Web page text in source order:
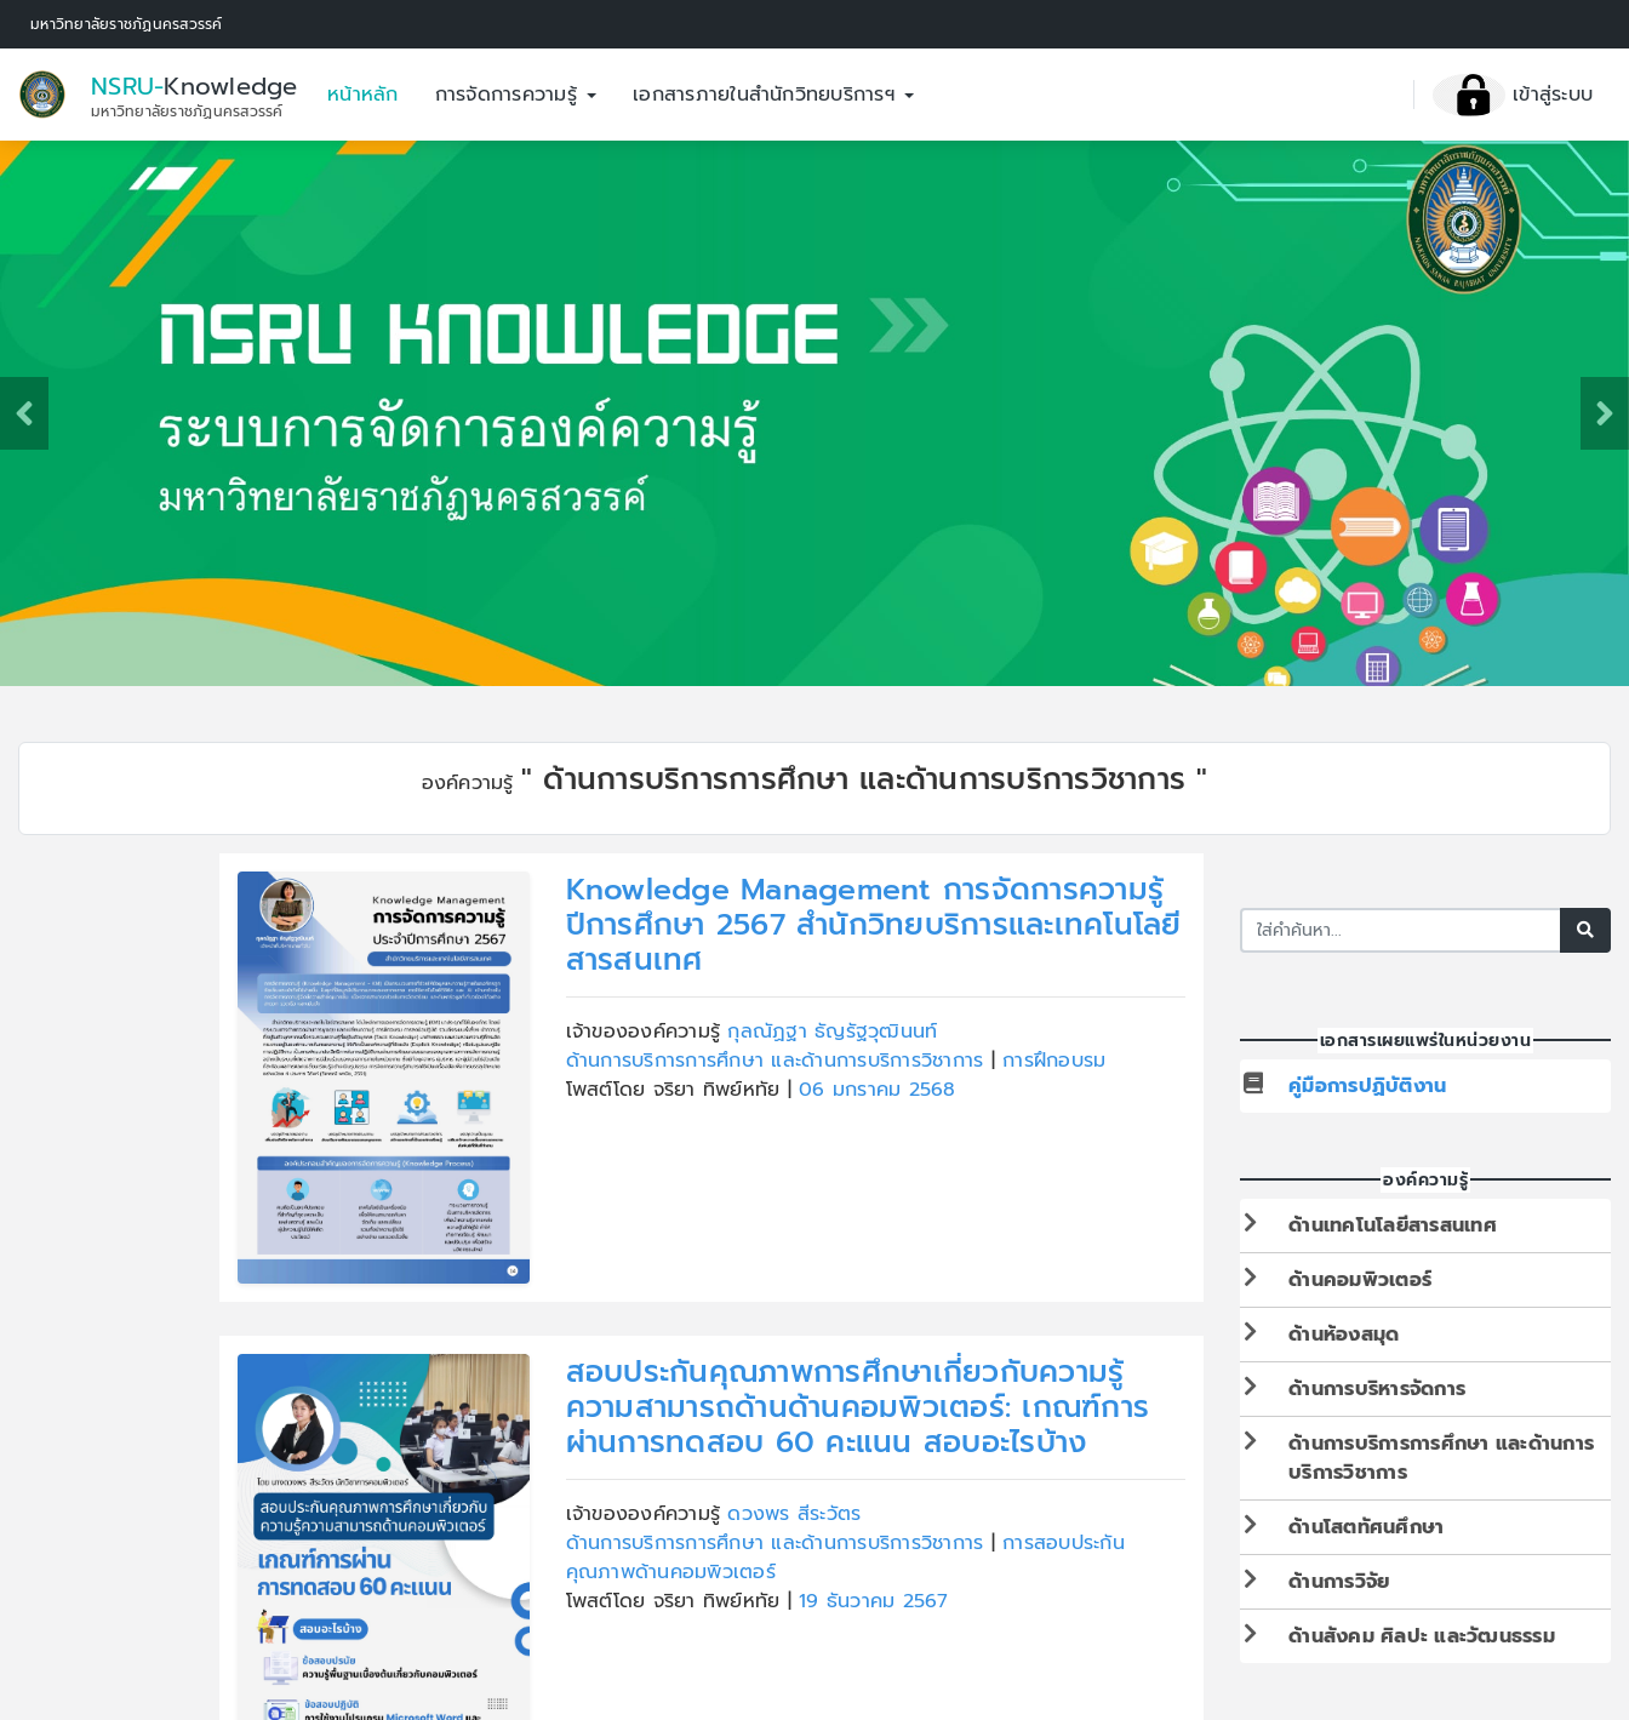
มหาวิทยาลัยราชภัฏนครสวรรค์
NSRU-Knowledge
มหาวิทยาลัยราชภัฏนครสวรรค์
หน้าหลัก การจัดการความรู้ เอกสารภายในสำนักวิทยบริการฯ เข้าสู่ระบบ
องค์ความรู้ " ด้านการบริการการศึกษา และด้านการบริการวิชาการ "
Knowledge Management การจัดการความรู้
ปีการศึกษา 2567 สำนักวิทยบริการและเทคโนโลยี
สารสนเทศ
เจ้าขององค์ความรู้ กุลณัฏฐา ธัญรัฐวุฒินนท์
ด้านการบริการการศึกษา และด้านการบริการวิชาการ | การฝึกอบรม
โพสต์โดย จริยา ทิพย์หทัย | 06 มกราคม 2568
สอบประกันคุณภาพการศึกษาเกี่ยวกับความรู้
ความสามารถด้านด้านคอมพิวเตอร์: เกณฑ์การ
ผ่านการทดสอบ 60 คะแนน สอบอะไรบ้าง
เจ้าขององค์ความรู้ดวงพร สีระวัตร
ด้านการบริการการศึกษา และด้านการบริการวิชาการ | การสอบประกัน
คุณภาพด้านคอมพิวเตอร์
โพสต์โดย จริยา ทิพย์หทัย | 19 ธันวาคม 2567
เอกสารเผยแพร่ในหน่วยงาน
คู่มือการปฏิบัติงาน
องค์ความรู้
ด้านเทคโนโลยีสารสนเทศ
ด้านคอมพิวเตอร์
ด้านห้องสมุด
ด้านการบริหารจัดการ
ด้านการบริการการศึกษา และด้านการ
บริการวิชาการ
ด้านโสตทัศนศึกษา
ด้านการวิจัย
ด้านสังคม ศิลปะ และวัฒนธรรม